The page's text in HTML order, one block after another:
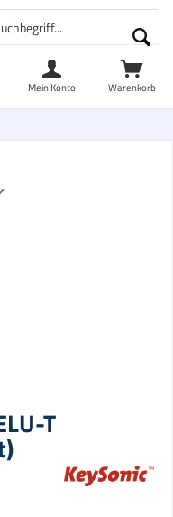
Warenkorb
Mein Konto
T